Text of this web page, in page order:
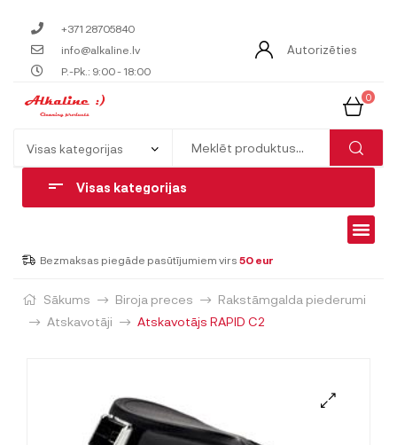
+371 28705840
info@alkaline.lv
P.-Pk.: 9:00 - 18:00
Autorizēties
0
Visas kategorijas
Bezmaksas piegāde pasūtījumiem virs 50 eur
Sākums Biroja preces
Rakstāmgalda piederumi
Atskavotāji
Atskavotājs RAPID C2